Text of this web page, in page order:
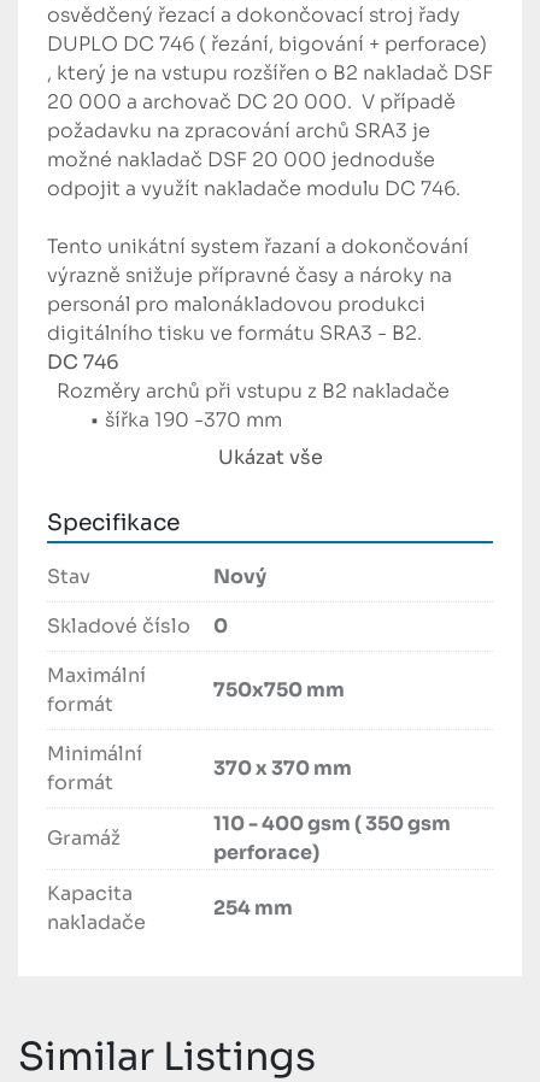
osvědčený řezací a dokončovací stroj řady
DUPLO DC 746 ( řezání, bigování + perforace)
, který je na vstupu rozšířen o B2 nakladač DSF
20 000 a archovač DC 20 000.  V případě
požadavku na zpracování archů SRA3 je
možné nakladač DSF 20 000 jednoduše
odpojit a využít nakladače modulu DC 746.
Tento unikátní system řazaní a dokončování
výrazně snižuje přípravné časy a nároky na
personál pro malonákladovou produkci
digitálního tisku ve formátu SRA3 - B2.
DC 746
  Rozměry archů při vstupu z B2 nakladače
šířka 190 -370 mm
délka 370 -750 mm
746
šířka 210 - 370 mm
délka 210 - 750 mm
   Výstupní formát
Min: šířka 48 x délka  49* mm
28mm při manuálním nastavení
Počet nožů - 6 ( 8 volitelně)
Počet modulových slotu - 8
Ukázat vše
Specifikace
Stav
Nový
Skladové číslo
0
Maximální
formát
750x750 mm
Minimální
formát
370 x 370 mm
Gramáž
110 - 400 gsm ( 350 gsm
perforace)
Kapacita
nakladače
254 mm
Similar Listings